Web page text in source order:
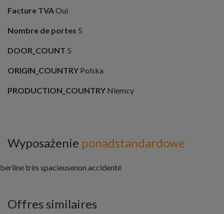
Facture TVAOui
Nombre de portes 5
DOOR_COUNT 5
ORIGIN_COUNTRY Polska
PRODUCTION_COUNTRY Niemcy
Wyposażenie ponadstandardowe
berline très spacieusenon accidenté
Offres similaires